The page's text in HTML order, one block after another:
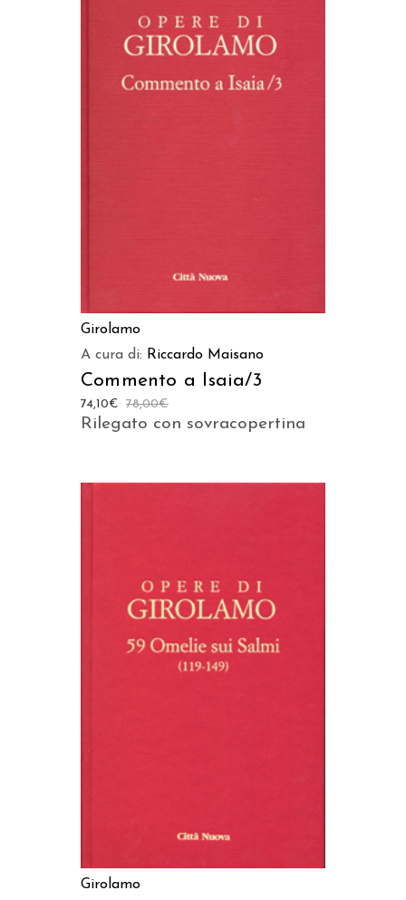
Girolamo
A cura di: Riccardo Maisano
Commento a Isaia/3
78,00€
74,10€
Rilegato con sovracopertina
AGGIUNGI AL CARRELLO
Girolamo